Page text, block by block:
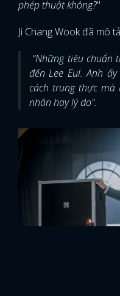
phép thuật không?"
Ji Chang Wook đã mô
“Những tiêu chuẩn
đến Lee Eul. Anh
cách trung thực mà
nhân hay lý do".